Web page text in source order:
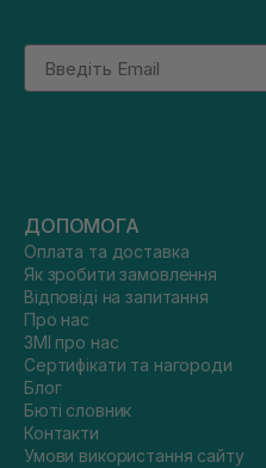
Email
ДОПОМОГА
Оплата та доставка
Як зробити замовлення
Відповіді на запитання
Про нас
ЗМІ про нас
Сертифікати та нагороди
Блог
Бюті словник
Контакти
Умови використання сайту